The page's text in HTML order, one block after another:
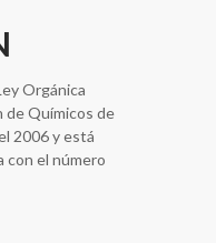
Orgánica
de Químicos de
2006 y está
con el número